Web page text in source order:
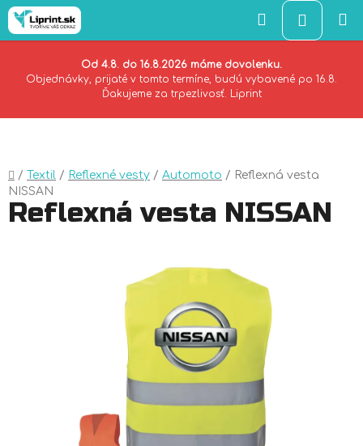
Od 4.8. do 16.8.2026 máme dovolenku.
Objednávky, prijaté v tomto termíne, budú vybavené po 16.8.
Ďakujeme za trpezlivosť. Liprint
Hľadať
KOŠÍK
Domov
/ Textil / Reflexné vesty / Automoto / Reflexná vesta
NISSAN
Reflexná vesta NISSAN